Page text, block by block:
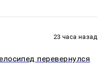
23 часа назад
перевернулся